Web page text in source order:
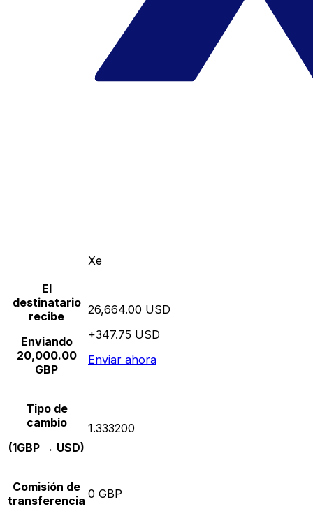
Xe
El
destinatario
recibe
Enviando
20,000.00
GBP
26,664.00 USD
+347.75 USD
Enviar ahora
Tipo de
cambio
(1GBP → USD)
1.333200
Comisión de
transferencia 0 GBP